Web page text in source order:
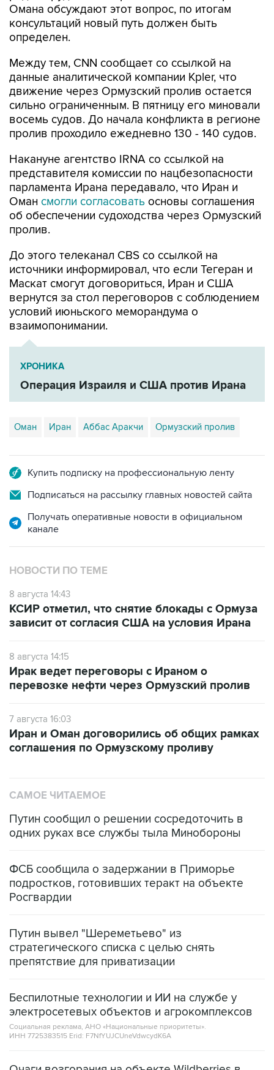
Омана обсуждают этот вопрос, по итогам
консультаций новый путь должен быть
определен.
Между тем, CNN сообщает со ссылкой на
данные аналитической компании Kpler, что
движение через Ормузский пролив остается
сильно ограниченным. В пятницу его миновали
восемь судов. До начала конфликта в регионе
пролив проходило ежедневно 130 - 140 судов.
Накануне агентство IRNA со ссылкой на
представителя комиссии по нацбезопасности
парламента Ирана передавало, что Иран и
Оман смогли согласовать основы соглашения
об обеспечении судоходства через Ормузский
пролив.
До этого телеканал CBS со ссылкой на
источники информировал, что если Тегеран и
Маскат смогут договориться, Иран и США
вернутся за стол переговоров с соблюдением
условий июньского меморандума о
взаимопонимании.
ХРОНИКА
Операция Израиля и США против Ирана
Оман Иран Аббас Аракчи Ормузский пролив
Купить подписку на профессиональную ленту
Подписаться на рассылку главных новостей сайта
Получать оперативные новости в официальном
канале
НОВОСТИ ПО ТЕМЕ
8 августа 14:43
КСИР отметил, что снятие блокады с Ормуза
зависит от согласия США на условия Ирана
8 августа 14:15
Ирак ведет переговоры с Ираном о
перевозке нефти через Ормузский пролив
7 августа 16:03
Иран и Оман договорились об общих рамках
соглашения по Ормузскому проливу
САМОЕ ЧИТАЕМОЕ
Путин сообщил о решении сосредоточить в
одних руках все службы тыла Минобороны
ФСБ сообщила о задержании в Приморье
подростков, готовивших теракт на объекте
Росгвардии
Путин вывел "Шереметьево" из
стратегического списка с целью снять
препятствие для приватизации
Беспилотные технологии и ИИ на службе у
электросетевых объектов и агрокомплексов
Социальная реклама, АНО «Национальные приоритеты».
ИНН 7725383515 Erid: F7NfYUJCUneVdwcydK6A